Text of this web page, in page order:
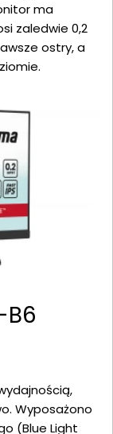
ma
zaledwie 0,2
ostry, a
Wyposażono
(Blue Light